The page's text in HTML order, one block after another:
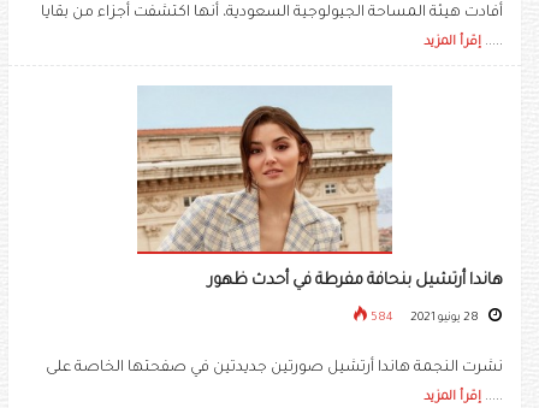
أفادت هيئة المساحة الجيولوجية السعودية، أنها اكتشفت أجزاء من بقايا
..... إقرأ المزيد
هاندا أرتشيل بنحافة مفرطة في أحدث ظهور
584
نشرت النجمة هاندا أرتشيل​ صورتين جديدتين في صفحتها الخاصة على
..... إقرأ المزيد